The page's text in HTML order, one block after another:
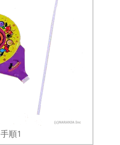
手順1